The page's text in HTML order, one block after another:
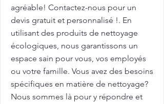
agréable! Contactez-nous pour un
devis gratuit et personnalisé !. En
utilisant des produits de nettoyage
écologiques, nous garantissons un
espace sain pour vous, vos employés
ou votre famille. Vous avez des besoins
spécifiques en matière de nettoyage?
Nous sommes là pour y répondre et